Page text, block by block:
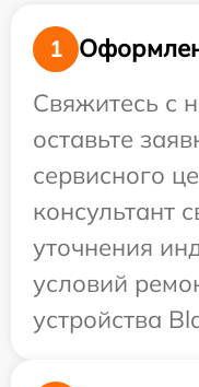
1
Свяжитесь с
оставьте
сервисного
консультант
уточнения
условий
устройства